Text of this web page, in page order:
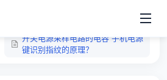
开关电源采样电路的电容 手机电源
键识别指纹的原理？